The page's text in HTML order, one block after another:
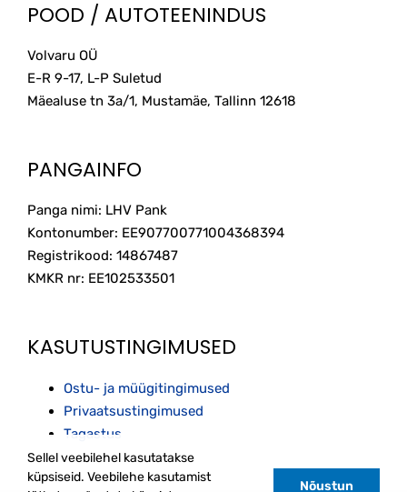
POOD / AUTOTEENINDUS
Volvaru OÜ
E-R 9-17, L-P Suletud
Mäealuse tn 3a/1, Mustamäe, Tallinn 12618
PANGAINFO
Panga nimi: LHV Pank
Kontonumber: EE907700771004368394
Registrikood: 14867487
KMKR nr: EE102533501
KASUTUSTINGIMUSED
Ostu- ja müügitingimused
Privaatsustingimused
Tagastus
Sellel veebilehel kasutatakse
küpsiseid. Veebilehe kasutamist
Nõustun